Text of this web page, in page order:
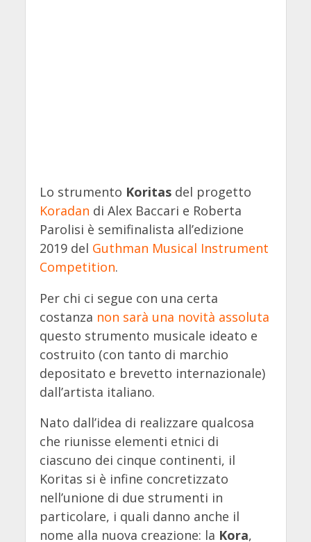
Lo strumento Koritasdel progetto
Koradan di Alex Baccari e Roberta
Parolisi è semifinalista all’edizione
2019 del Guthman Musical Instrument
Competition.
Per chi ci segue con una certa
costanza non sarà una novità assoluta
questo strumento musicale ideato e
costruito (con tanto di marchio
depositato e brevetto internazionale)
dall’artista italiano.
Nato dall’idea di realizzare qualcosa
che riunisse elementi etnici di
ciascuno dei cinque continenti, il
Koritas si è infine concretizzato
nell’unione di due strumenti in
particolare, i quali danno anche il
nome alla nuova creazione: la Kora,